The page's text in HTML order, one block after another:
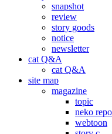
snapshot
review
story goods
notice
newsletter
cat Q&A
cat Q&A
site map
magazine
topic
neko
webtoon